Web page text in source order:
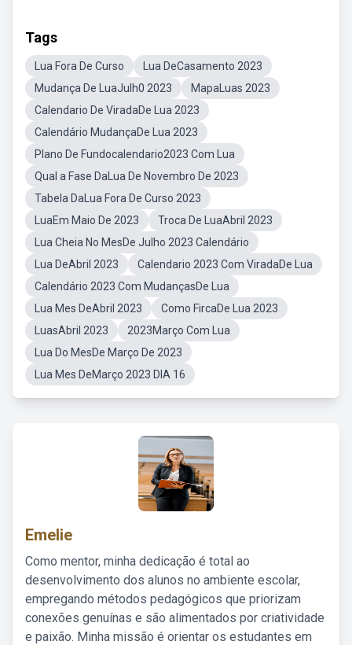
Tags
Lua Fora De Curso
Lua DeCasamento 2023
Mudança De LuaJulh0 2023
MapaLuas 2023
Calendario De ViradaDe Lua 2023
Calendário MudançaDe Lua 2023
Plano De Fundocalendario2023 Com Lua
Qual a Fase DaLua De Novembro De 2023
Tabela DaLua Fora De Curso 2023
LuaEm Maio De 2023
Troca De LuaAbril 2023
Lua Cheia No MesDe Julho 2023 Calendário
Lua DeAbril 2023
Calendario 2023 Com ViradaDe Lua
Calendário 2023 Com MudançasDe Lua
Lua Mes DeAbril 2023
Como FircaDe Lua 2023
LuasAbril 2023
2023Março Com Lua
Lua Do MesDe Março De 2023
Lua Mes DeMarço 2023 DIA 16
Emelie
Como mentor, minha dedicação é total ao
desenvolvimento dos alunos no ambiente escolar,
empregando métodos pedagógicos que priorizam
conexões genuínas e são alimentados por criatividade
e paixão. Minha missão é orientar os estudantes em